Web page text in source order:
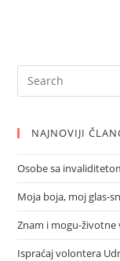
NAJNOVIJI
Osobe sa
Moja boja, moj glas-
Znam i mogu-životne
Ispraćaj volontera